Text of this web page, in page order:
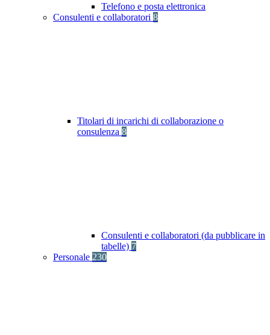
Telefono e posta elettronica
Consulenti e collaboratori 8
Titolari di incarichi di collaborazione o
consulenza 8
Consulenti e collaboratori (da pubblicare in
tabelle) 7
Personale 230